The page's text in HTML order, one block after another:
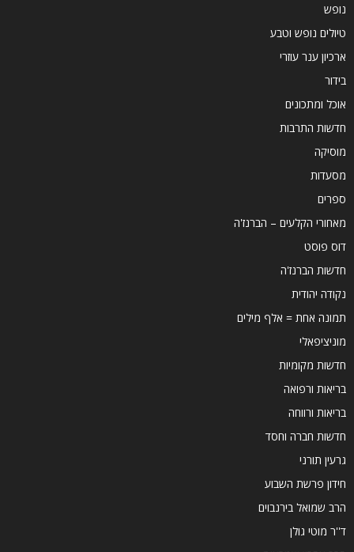
נופש
טיולים נופש וטבע
ארכיון ענר עוזרי
בידור
אוכל ומתכונים
חדשות התרבות
מוסיקה
מסעדות
ספרים
מאחורי הקלעים – הברנז'ה
דוס פוסט
חדשות הברנז'ה
נקודה יהודית
תמונה אחת = אלף מילים
מוניציפאלי
חדשות מקומיות
בריאות ורפואה
בריאות ורווחה
חדשות חברה וחסד
גרעין תורני
חידון פרשת השבוע
הרב שמואל בירנבוים
ד''ר מוטי גולן